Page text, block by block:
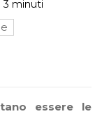
3 minuti
essere le